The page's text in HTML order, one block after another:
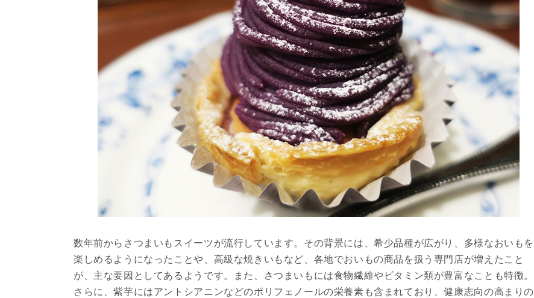
数年前からさつまいもスイーツが流行しています。その背景には、希少品種が広がり、多様なおいもを
楽しめるようになったことや、高級な焼きいもなど、各地でおいもの商品を扱う専門店が増えたこと
が、主な要因としてあるようです。また、さつまいもには食物繊維やビタミン類が豊富なことも特徴。
さらに、紫芋にはアントシアニンなどのポリフェノールの栄養素も含まれており、健康志向の高まりの